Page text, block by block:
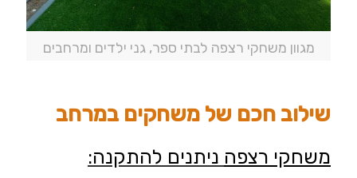
מגוון משחקי רצפה לבתי ספר, גני ילדים ומרחבים
שילוב חכם של משחקים במרחב
משחקי רצפה ניתנים להתקנה: